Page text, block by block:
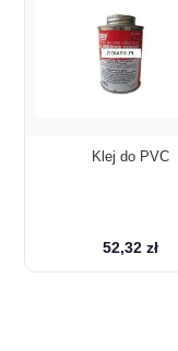
Klej do PVC
52,32 zł